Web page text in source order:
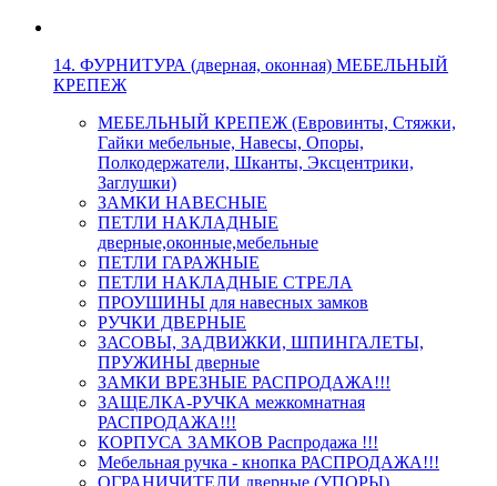
14. ФУРНИТУРА (дверная, оконная) МЕБЕЛЬНЫЙ
КРЕПЕЖ
МЕБЕЛЬНЫЙ КРЕПЕЖ (Евровинты, Стяжки,
Гайки мебельные, Навесы, Опоры,
Полкодержатели, Шканты, Эксцентрики,
Заглушки)
ЗАМКИ НАВЕСНЫЕ
ПЕТЛИ НАКЛАДНЫЕ
дверные,оконные,мебельные
ПЕТЛИ ГАРАЖНЫЕ
ПЕТЛИ НАКЛАДНЫЕ СТРЕЛА
ПРОУШИНЫ для навесных замков
РУЧКИ ДВЕРНЫЕ
ЗАСОВЫ, ЗАДВИЖКИ, ШПИНГАЛЕТЫ,
ПРУЖИНЫ дверные
ЗАМКИ ВРЕЗНЫЕ РАСПРОДАЖА!!!
ЗАЩЕЛКА-РУЧКА межкомнатная
РАСПРОДАЖА!!!
КОРПУСА ЗАМКОВ Распродажа !!!
Мебельная ручка - кнопка РАСПРОДАЖА!!!
ОГРАНИЧИТЕЛИ дверные (УПОРЫ)